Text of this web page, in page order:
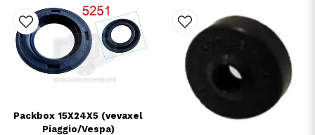
Packbox 15X24X5 (vevaxel
Piaggio/Vespa)